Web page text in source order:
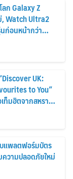
ก Galaxy Z
, Watch Ultra2
ก่อนหน้ากว่า
UK:
to You”
ท็มฮิตจากสหราช
งแต่วันนี้ – 18
แพลตฟอร์มบัตร
วามปลอดภัยใหม่